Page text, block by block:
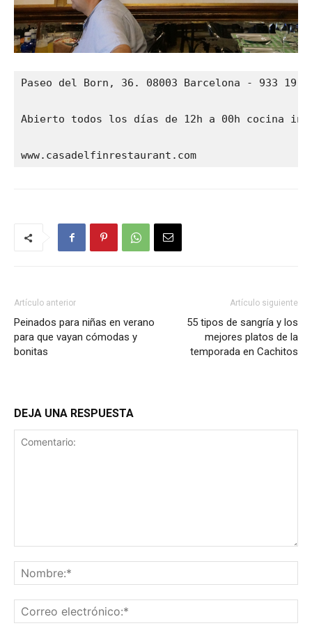
Paseo del Born, 36. 08003 Barcelona - 933 19
Abierto todos los días de 12h a 00h cocina
www.casadelfinrestaurant.com
Artículo anterior
Peinados para niñas en verano
para que vayan cómodas y
bonitas
Artículo siguiente
55 tipos de sangría y los
mejores platos de la
temporada en Cachitos
DEJA UNA RESPUESTA